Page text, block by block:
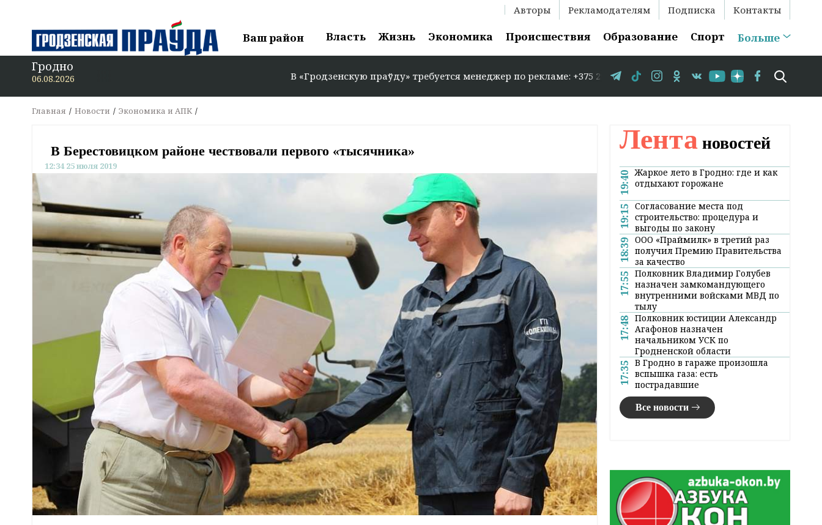
Авторы Рекламодателям Подписка Контакты
Ваш район Власть Жизнь Экономика Происшествия Образование Спорт Больше
Гродно
06.08.2026 В «Гродзенскую праўду» требуется менеджер по рекламе: +375 29 583-35-86 // В Гродно временно закрывается
Главная Новости Экономика и АПК
В Берестовицком районе чествовали первого «тысячника»
12:34 25 июля 2019
Лента новостей
19:40 Жаркое лето в Гродно: где и как
отдыхают горожане
19:15 Согласование места под
строительство: процедура и
выгоды по закону
18:39 ООО «Праймилк» в третий раз
получил Премию Правительства
за качество
17:55 Полковник Владимир Голубев
назначен замкомандующего
внутренними войсками МВД по
тылу
17:48 Полковник юстиции Александр
Агафонов назначен
начальником УСК по
Гродненской области
17:35 В Гродно в гараже произошла
вспышка газа: есть
пострадавшие
Все новости